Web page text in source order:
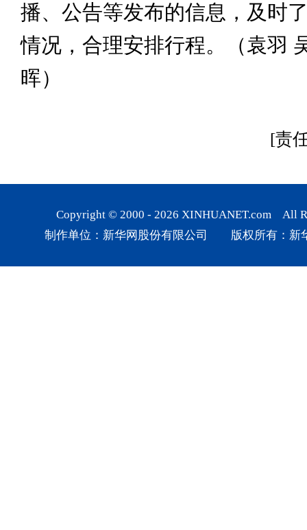
播、公告等发布的信息，及时
情况，合理安排行程。（袁羽
晖）
[责
Copyright © 2000 - 2026 XINHUANET.com All
制作单位：新华网股份有限公司 版权所有：新